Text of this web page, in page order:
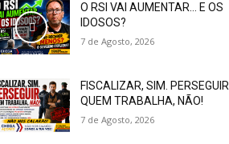
O RSI VAI AUMENTAR… E OS
IDOSOS?
7 de Agosto, 2026
FISCALIZAR, SIM. PERSEGUIR
QUEM TRABALHA, NÃO!
7 de Agosto, 2026